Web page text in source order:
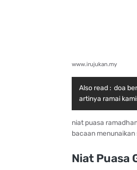
www.irujukan.my
Also read : doa
artinya ramai
niat puasa
bacaan menunaikan
Niat Puasa